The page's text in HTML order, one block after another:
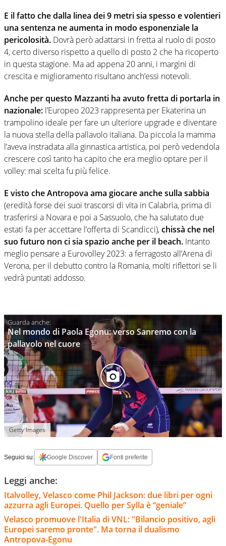
E il fatto che dalla linea dei 9 metri sia spesso e volentieri
una sentenza ne aumenta in modo esponenziale la
pericolosità. Dovrà però adattarsi in fretta al ruolo di posto
4, certo diverso rispetto a quello di posto 2 che ha ricoperto
in questa stagione. Ma ad appena 20 anni, i margini di
crescita e miglioramento risultano anch’essi notevoli.
Anche per questo Mazzanti ha avuto fretta di portarla in
nazionale: l’Europeo 2023 rappresenta per Ekaterina un
trampolino ideale per fare un ulteriore upgrade e diventare
la nuova stella della pallavolo italiana. Da piccola la mamma
l’aveva instradata alla ginnastica artistica, poi però vedendola
crescere così tanto ha capito che era meglio optare per il
volley: mai scelta fu più felice.
E visto che Antropova ama giocare anche sulla sabbia
(eredità forse dei suoi trascorsi di vita in Calabria, prima di
trasferirsi a Novara e poi a Sassuolo, che ha salutato due
estati fa per accettare l’offerta di Scandicci),chissà che nel
suo futuro non ci sia spazio anche per il beach. Intanto
meglio pensare a Eurovolley 2023: a ferragosto all’Arena di
Verona, per il debutto contro la Romania, molti riflettori se li
vedrà puntati addosso.
Nel mondo di Paola Egonu: verso Sanremo con la
pallavolo nel cuore
Getty Images
Seguici su: Google Discover Fonti preferite
Leggi anche:
Italvolley, Velasco come Phil Jackson: due libri per ogni
azzurra agli Europei. Quello per Sylla è “geniale”
Velasco promuove l'Italia di VNL: "Bilancio positivo, agli
Europei saremo pronte". Ma torna il dualismo
Antropova-Egonu